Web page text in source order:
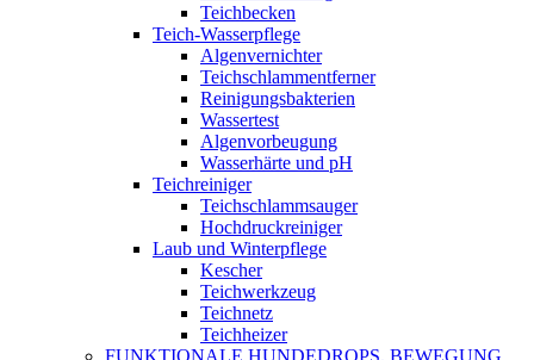
Teichbecken
Teich-Wasserpflege
Algenvernichter
Teichschlammentferner
Reinigungsbakterien
Wassertest
Algenvorbeugung
Wasserhärte und pH
Teichreiniger
Teichschlammsauger
Hochdruckreiniger
Laub und Winterpflege
Kescher
Teichwerkzeug
Teichnetz
Teichheizer
FUNKTIONALE HUNDEDROPS, BEWEGUNG